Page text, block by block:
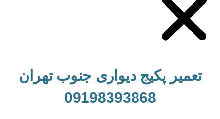
تعمیر پکیج دیواری جنوب تهران
09198393868